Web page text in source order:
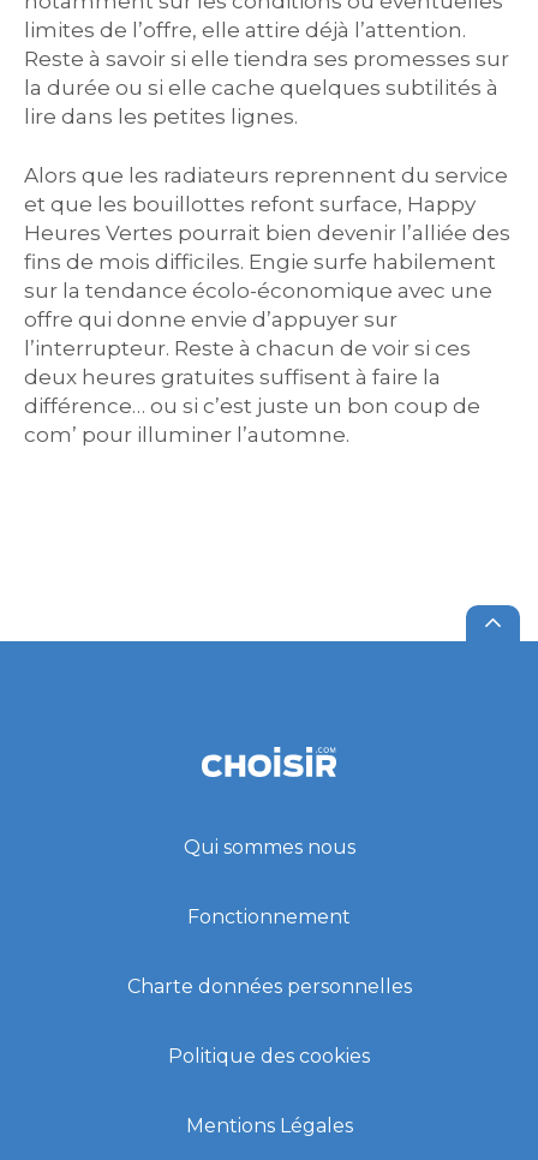
limites de l’offre, elle attire déjà l’attention.
Reste à savoir si elle tiendra ses promesses sur
la durée ou si elle cache quelques subtilités à
lire dans les petites lignes.
Alors que les radiateurs reprennent du service
et que les bouillottes refont surface, Happy
Heures Vertes pourrait bien devenir l’alliée des
fins de mois difficiles. Engie surfe habilement
sur la tendance écolo-économique avec une
offre qui donne envie d’appuyer sur
l’interrupteur. Reste à chacun de voir si ces
deux heures gratuites suffisent à faire la
différence… ou si c’est juste un bon coup de
com’ pour illuminer l’automne.
Qui sommes nous
Fonctionnement
Charte données personnelles
Politique des cookies
Mentions Légales